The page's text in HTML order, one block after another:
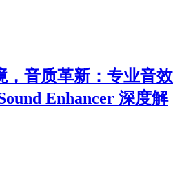
，音质革新：专业音效
Enhancer 深度解